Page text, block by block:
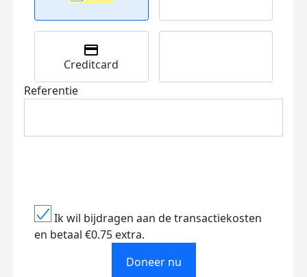
Creditcard
Referentie
Ik wil bijdragen aan de transactiekosten
en betaal €0.75 extra.
Doneer nu